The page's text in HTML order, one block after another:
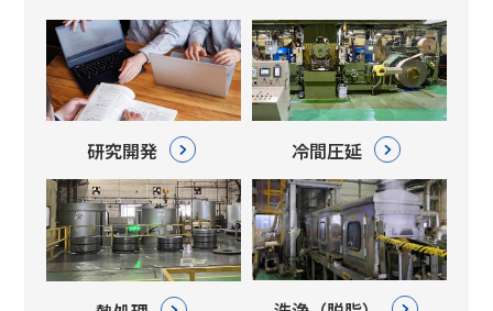
研究開発 冷間圧延